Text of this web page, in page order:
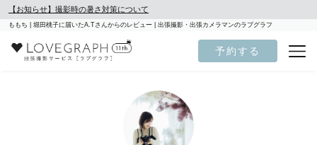
【お知らせ】撮影時の暑さ対策について
ももち | 堀田桃子に届いたA.Tさんからのレビュー | 出張撮影・出張カメラマンのラブグラフ
予約する